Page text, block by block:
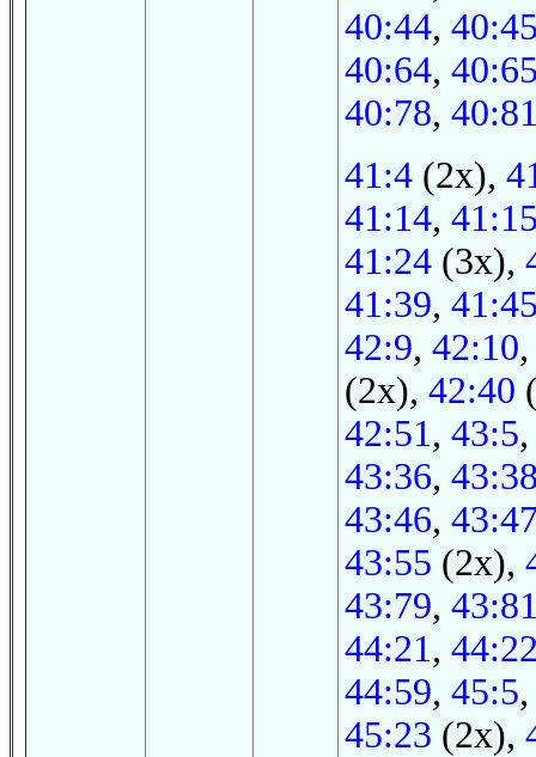
40:44,
40:64,
40:78,
41:4 (2x),
41:14,
41:24 (3x),
41:39,
42:9, 42:10,
(2x), 42:40
42:51, 43:5
43:36,
43:46,
43:55 (2x),
43:79,
44:21,
44:59, 45:5
45:23 (2x),